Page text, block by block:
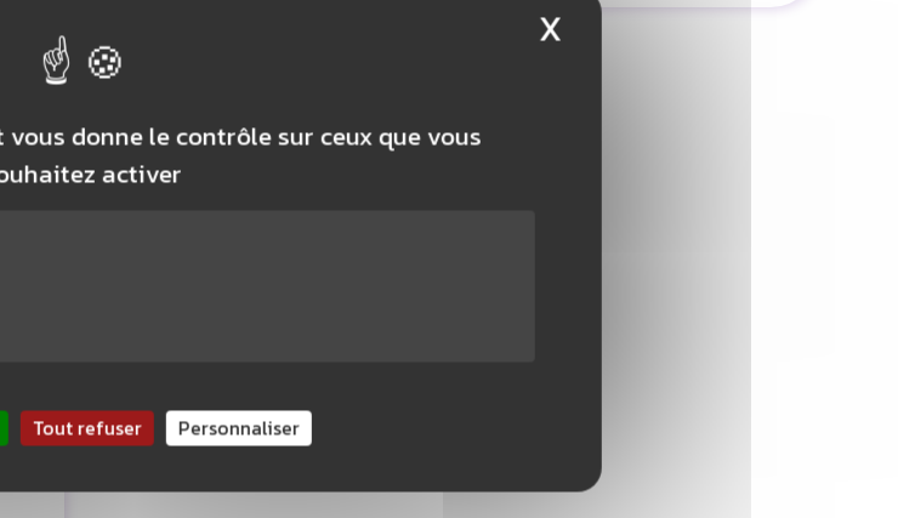
donne le contrôle sur ceux que vous
activer
Tout refuser Personnaliser
X Masquer le